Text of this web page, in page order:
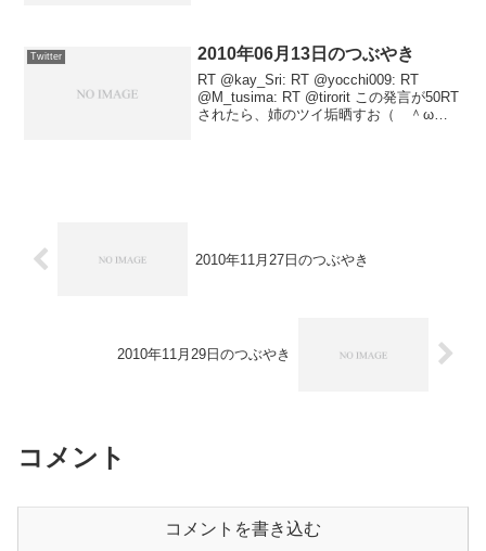
Twitter 2010年06月13日のつぶやき
RT @kay_Sri: RT @yocchi009: RT
@M_tusima: RT @tirorit この発言が50RT
されたら、姉のツイ垢晒すお（ ＾ω
2010年11月27日のつぶやき
2010年11月29日のつぶやき
コメント
コメントを書き込む